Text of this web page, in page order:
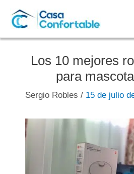
Los 10 mejores
para
Sergio Robles / 15 de julio